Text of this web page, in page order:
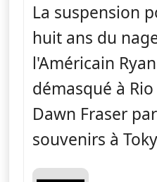
La suspension
huit ans du
l'Américain
démasqué à
Dawn Fraser
souvenirs à